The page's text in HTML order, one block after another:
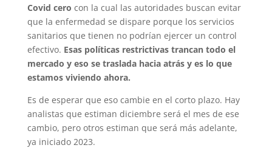
Covid cero con la cual las autoridades buscan evitar
que la enfermedad se dispare porque los servicios
sanitarios que tienen no podrían ejercer un control
efectivo. Esas políticas restrictivas trancan todo el
mercado y eso se traslada hacia atrás y es lo que
estamos viviendo ahora.
Es de esperar que eso cambie en el corto plazo. Hay
analistas que estiman diciembre será el mes de ese
cambio, pero otros estiman que será más adelante,
ya iniciado 2023.